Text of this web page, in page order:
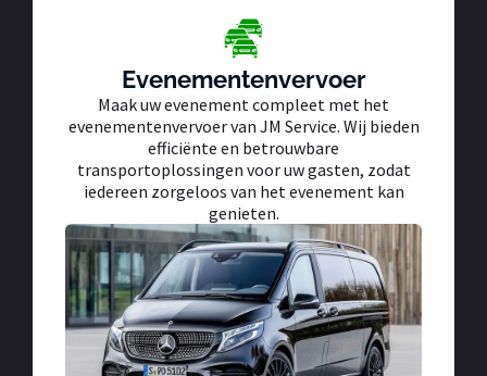
Evenementenvervoer
Maak uw evenement compleet met het
evenementenvervoer van JM Service. Wij bieden
efficiënte en betrouwbare
transportoplossingen voor uw gasten, zodat
iedereen zorgeloos van het evenement kan
genieten.